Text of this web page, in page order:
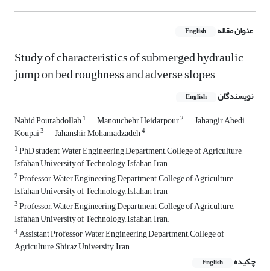
عنوان مقاله English
Study of characteristics of submerged hydraulic
jump on bed roughness and adverse slopes
نویسندگان English
Nahid Pourabdollah1 Manouchehr Heidarpour2 Jahangir Abedi
Koupai3 Jahanshir Mohamadzadeh4
1PhD student, Water Engineering Department, College of Agriculture,
Isfahan University of Technology ,Isfahan, Iran.
2Professor, Water Engineering Department, College of Agriculture,
Isfahan University of Technology, Isfahan, Iran
3Professor, Water Engineering Department, College of Agriculture,
Isfahan University of Technology, Isfahan, Iran.
4Assistant Professor, Water Engineering Department, College of
Agriculture, Shiraz University, Iran.
چکیده
English